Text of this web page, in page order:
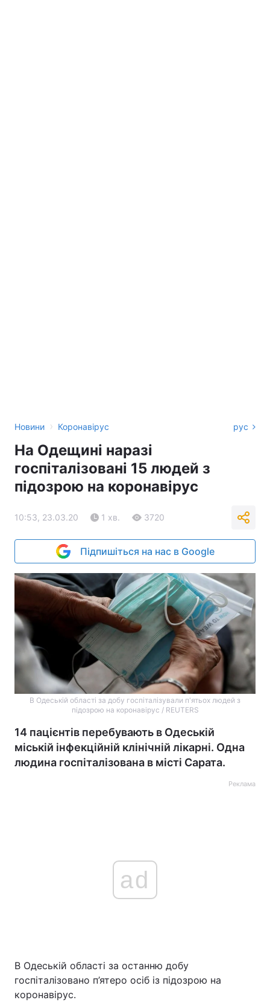
Новини › Коронавірус рус
На Одещині наразі
госпіталізовані 15 людей з
підозрою на коронавірус
10:53, 23.03.20 1 хв. 3720
Підпишіться на нас в Google
В Одеській області за добу госпіталізували п'ятьох людей з
підозрою на коронавірус / REUTERS
14 пацієнтів перебувають в Одеській
міській інфекційній клінічній лікарні. Одна
людина госпіталізована в місті Сарата.
Реклама
ad
В Одеській області за останню добу
госпіталізовано п’ятеро осіб із підозрою на
коронавірус.